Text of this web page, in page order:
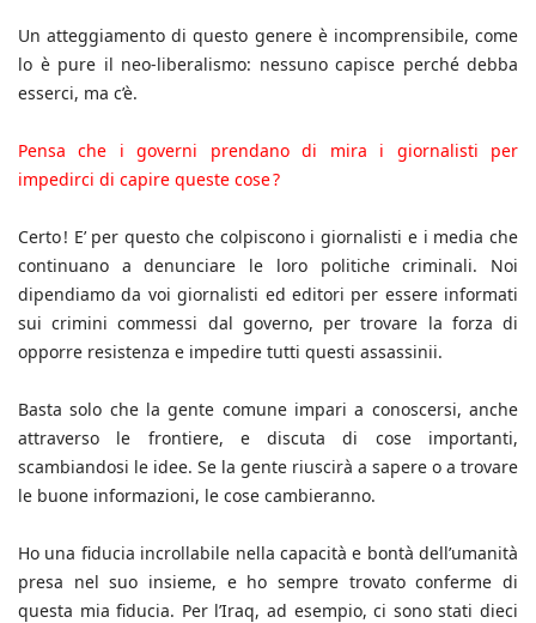
Un atteggiamento di questo genere è incomprensibile, come
lo è pure il neo-liberalismo: nessuno capisce perché debba
esserci, ma c’è.
Pensa che i governi prendano di mira i giornalisti per
impedirci di capire queste cose ?
Certo ! E’ per questo che colpiscono i giornalisti e i media che
continuano a denunciare le loro politiche criminali. Noi
dipendiamo da voi giornalisti ed editori per essere informati
sui crimini commessi dal governo, per trovare la forza di
opporre resistenza e impedire tutti questi assassinii.
Basta solo che la gente comune impari a conoscersi, anche
attraverso le frontiere, e discuta di cose importanti,
scambiandosi le idee. Se la gente riuscirà a sapere o a trovare
le buone informazioni, le cose cambieranno.
Ho una fiducia incrollabile nella capacità e bontà dell’umanità
presa nel suo insieme, e ho sempre trovato conferme di
questa mia fiducia. Per l’Iraq, ad esempio, ci sono stati dieci